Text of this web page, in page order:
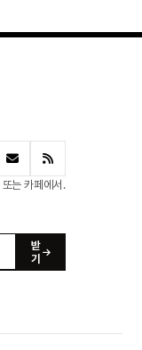
또는 카페에서.
받
기